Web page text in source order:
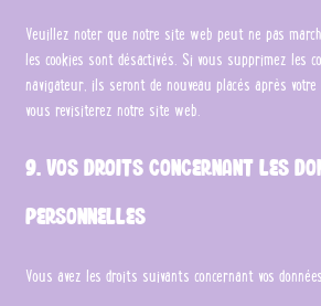
Veuillez noter que notre site web peut ne pas
les cookies sont désactivés. Si vous supprimez les
navigateur, ils seront de nouveau placés après
vous revisiterez notre site web.
9. Vos droits concernant les
personnelles
Vous avez les droits suivants concernant vos